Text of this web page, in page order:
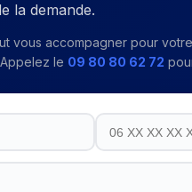
la demande.
vous accompagner pour votre
le 09 80 80 62 72